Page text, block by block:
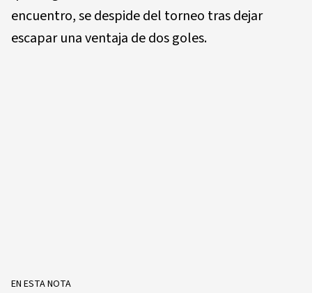
encuentro, se despide del torneo tras dejar
escapar una ventaja de dos goles.
EN ESTA NOTA